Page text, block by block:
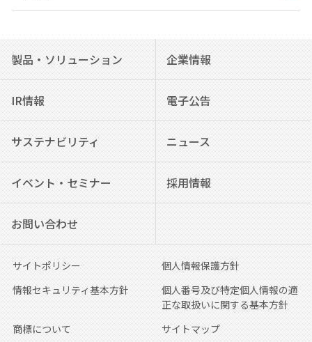
製品・ソリューション 企業情報
IR情報 電子公告
サステナビリティ ニュース
イベント・セミナー 採用情報
お問い合わせ
サイトポリシー
個人情報保護方針
情報セキュリティ基本方針
個人番号及び特定個人情報の適
正な取扱いに関する基本方針
商標について
サイトマップ